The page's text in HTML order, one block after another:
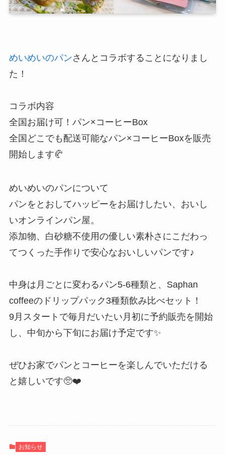
めいめいのパンさんとコラボすることになりまし
た！
コラボ内容
全国お届け可！パン×コーヒーBox
全国どこでも配送可能なパン×コーヒーBoxを販売
開始します🥐
めいめいのパンについて
パンをとおしてハッピーをお届けしたい、おいし
いオンラインパン屋。
添加物、白砂糖不使用の優しい素朴さにこだわっ
てつくった手作りで安心なおいしいパンです♪
中身は月ごとに変わるパン5-6種類と、Saphan
coffeeのドリップパック3種類飲み比べセット！
9月スタートで毎月だいたい月初に予約販売を開始
し、中旬から下旬にお届け予定です✨
ぜひお家でパンとコーヒーを楽しんでいただける
と嬉しいです🥺❤️
お知らせ